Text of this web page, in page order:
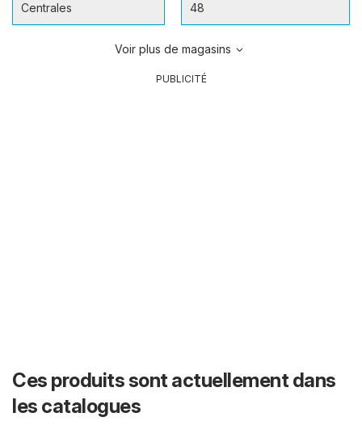
Centrales
48
Voir plus de magasins
PUBLICITÉ
Ces produits sont actuellement dans
les catalogues